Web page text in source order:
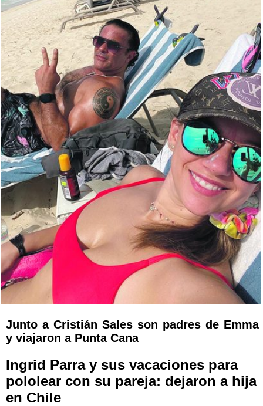
Junto a Cristián Sales son padres de Emma
y viajaron a Punta Cana
Ingrid Parra y sus vacaciones para
pololear con su pareja: dejaron a hija
en Chile